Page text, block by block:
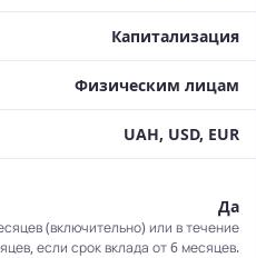
Капитализация
Физическим лицам
UAH, USD, EUR
Да
(включительно) или в течение
если срок вклада от 6 месяцев.